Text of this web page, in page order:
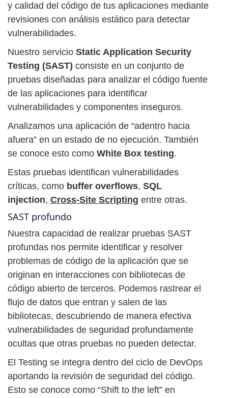
y calidad del código de tus aplicaciones mediante
revisiones con análisis estático para detectar
vulnerabilidades.
Nuestro servicio Static Application Security
Testing (SAST) consiste en un conjunto de
pruebas diseñadas para analizar el código fuente
de las aplicaciones para identificar
vulnerabilidades y componentes inseguros.
Analizamos una aplicación de “adentro hacia
afuera” en un estado de no ejecución. También
se conoce esto como White Box testing.
Estas pruebas identifican vulnerabilidades
críticas, como buffer overflows, SQL
injection, Cross-Site Scripting entre otras.
SAST profundo
Nuestra capacidad de realizar pruebas SAST
profundas nos permite identificar y resolver
problemas de código de la aplicación que se
originan en interacciones con bibliotecas de
código abierto de terceros. Podemos rastrear el
flujo de datos que entran y salen de las
bibliotecas, descubriendo de manera efectiva
vulnerabilidades de seguridad profundamente
ocultas que otras pruebas no pueden detectar.
El Testing se integra dentro del ciclo de DevOps
aportando la revisión de seguridad del código.
Esto se conoce como “Shift to the left” en